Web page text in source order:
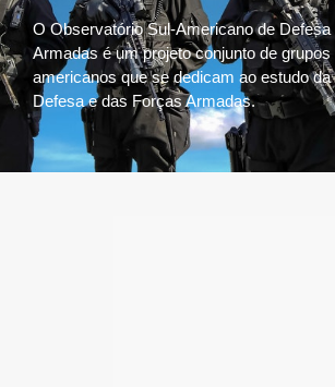
O Observatório Sul-Americano de
Armadas é um projeto conjunto de
americanos que se dedicam ao estudo
Defesa e das Forças Armadas.